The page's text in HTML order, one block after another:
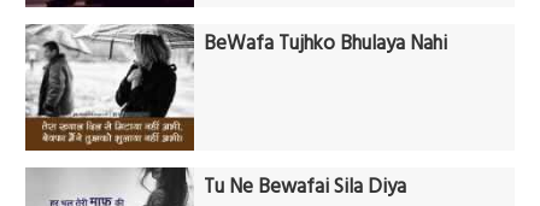
BeWafa Tujhko Bhulaya Nahi
Tu Ne Bewafai Sila Diya